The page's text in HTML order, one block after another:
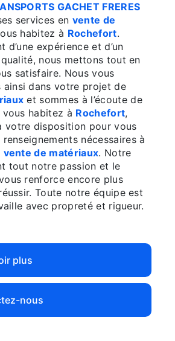
GACHET FRERES
services en vente de
habitez à Rochefort.
d’une expérience et d’un
nous mettons tout en
satisfaire. Nous vous
ainsi dans votre projet de
et sommes à l’écoute de
habitez à Rochefort,
votre disposition pour vous
nécessaires à
vente de matériaux. Notre
tout notre passion et le
renforce encore plus
Toute notre équipe est
avec propreté et rigueur.
plus
nous